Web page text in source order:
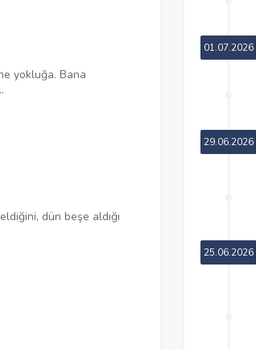
yokluğa. Bana
dün beşe aldığı
01.07.2026
29.06.2026
25.06.2026